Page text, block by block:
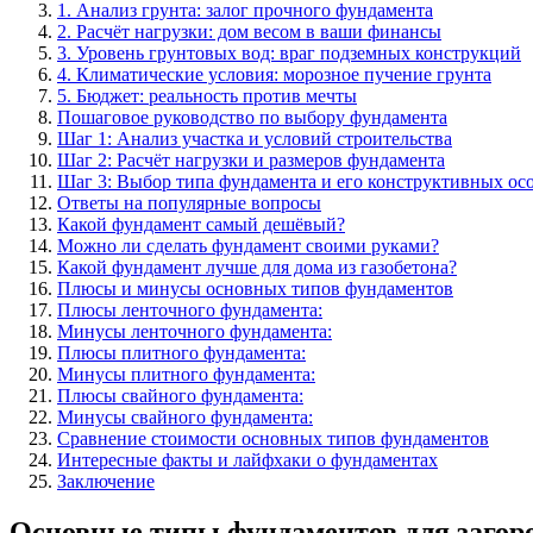
1. Анализ грунта: залог прочного фундамента
2. Расчёт нагрузки: дом весом в ваши финансы
3. Уровень грунтовых вод: враг подземных конструкций
4. Климатические условия: морозное пучение грунта
5. Бюджет: реальность против мечты
Пошаговое руководство по выбору фундамента
Шаг 1: Анализ участка и условий строительства
Шаг 2: Расчёт нагрузки и размеров фундамента
Шаг 3: Выбор типа фундамента и его конструктивных
Ответы на популярные вопросы
Какой фундамент самый дешёвый?
Можно ли сделать фундамент своими руками?
Какой фундамент лучше для дома из газобетона?
Плюсы и минусы основных типов фундаментов
Плюсы ленточного фундамента:
Минусы ленточного фундамента:
Плюсы плитного фундамента:
Минусы плитного фундамента:
Плюсы свайного фундамента:
Минусы свайного фундамента:
Сравнение стоимости основных типов фундаментов
Интересные факты и лайфхаки о фундаментах
Заключение